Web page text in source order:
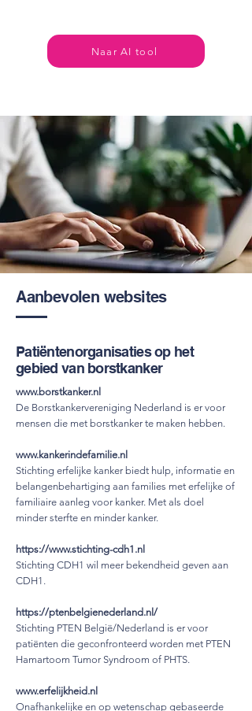
Naar AI tool
Aanbevolen websites
Patiëntenorganisaties op het
gebied van borstkanker
www.borstkanker.nl
De Borstkankervereniging Nederland is er voor
mensen die met borstkanker te maken hebben.
www.kankerindefamilie.nl
Stichting erfelijke kanker biedt hulp, informatie en
belangenbehartiging aan families met erfelijke of
familiaire aanleg voor kanker. Met als doel
minder sterfte en minder kanker.
https://www.stichting-cdh1.nl
Stichting CDH1 wil meer bekendheid geven aan
CDH1.
https://ptenbelgienederland.nl/
Stichting PTEN België/Nederland is er voor
patiënten die geconfronteerd worden met PTEN
Hamartoom Tumor Syndroom of PHTS.
www.erfelijkheid.nl
Onafhankelijke en op wetenschap gebaseerde